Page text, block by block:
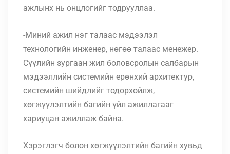
ажлынх нь онцлогийг тодрууллаа.
-Миний ажил нэг талаас мэдээлэл
технологийн инженер, нөгөө талаас менежер.
Сүүлийн зургаан жил боловсролын салбарын
мэдээллийн системийн ерөнхий архитектур,
системийн шийдлийг тодорхойлж,
хөгжүүлэлтийн багийн үйл ажиллагааг
хариуцан ажиллаж байна.
Хэрэглэгч болон хөгжүүлэлтийн багийн хувьд